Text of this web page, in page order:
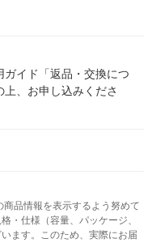
ガイド「返品・交換につ
、お申し込みくださ
品情報を表示するよう努めて
・仕様（容量、パッケージ、
ます。このため、実際にお届